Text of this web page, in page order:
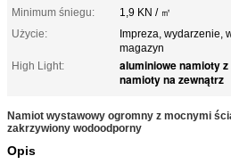
Minimum śniegu:
1,9 KN / ㎡
Użycie:
Impreza, wydarzenie,
magazyn
High Light:
aluminiowe namioty
namioty na zewnątrz
Namiot wystawowy ogromny z mocnymi
zakrzywiony wodoodporny
Opis